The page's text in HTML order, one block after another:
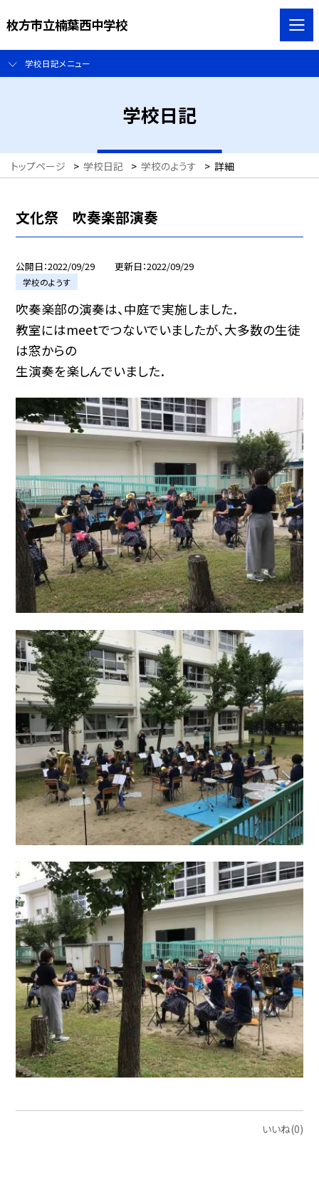
枚方市立楠葉西中学校
学校日記メニュー
学校日記
トップページ > 学校日記 > 学校のようす > 詳細
文化祭 吹奏楽部演奏
公開日 2022/09/29 更新日 2022/09/29
学校のようす
吹奏楽部の演奏は、中庭で実施しました．
教室にはmeetでつないでいましたが、大多数の生徒
は窓からの
生演奏を楽しんでいました．
いいね(0)